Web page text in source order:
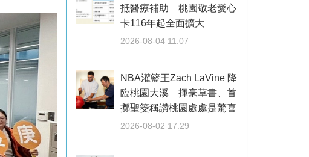
抵醫療補助 桃園敬老愛心
卡116年起全面擴大
2026-08-04 11:07
NBA灌籃王Zach LaVine 降
臨桃園大溪 揮毫草書、首
擲聖筊稱讚桃園處處是驚喜
2026-08-02 17:29